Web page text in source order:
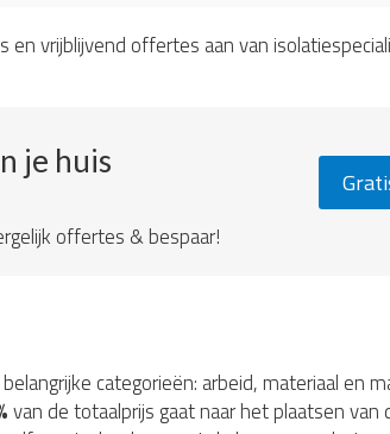
en vrijblijvend offertes aan van
je huis
offertes & bespaar!
categorieën: arbeid, materiaal en
van de totaalprijs gaat naar het plaatsen van